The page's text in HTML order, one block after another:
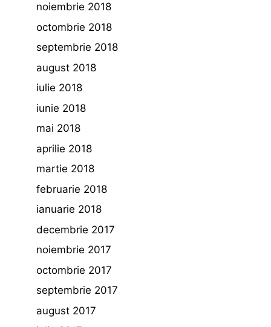
noiembrie 2018
octombrie 2018
septembrie 2018
august 2018
iulie 2018
iunie 2018
mai 2018
aprilie 2018
martie 2018
februarie 2018
ianuarie 2018
decembrie 2017
noiembrie 2017
octombrie 2017
septembrie 2017
august 2017